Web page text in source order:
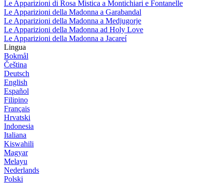
Le Apparizioni di Rosa Mistica a Montichiari e Fontanelle
Le Apparizioni della Madonna a Garabandal
Le Apparizioni della Madonna a Medjugorje
Le Apparizioni della Madonna ad Holy Love
Le Apparizioni della Madonna a Jacareí
Lingua
Bokmål
Čeština
Deutsch
English
Español
Filipino
Français
Hrvatski
Indonesia
Italiana
Kiswahili
Magyar
Melayu
Nederlands
Polski